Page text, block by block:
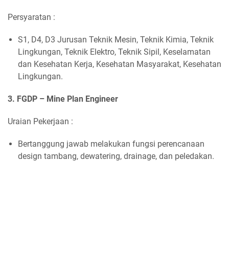
Persyaratan :
S1, D4, D3 Jurusan Teknik Mesin, Teknik Kimia, Teknik
Lingkungan, Teknik Elektro, Teknik Sipil, Keselamatan
dan Kesehatan Kerja, Kesehatan Masyarakat, Kesehatan
Lingkungan.
3. FGDP – Mine Plan Engineer
Uraian Pekerjaan :
Bertanggung jawab melakukan fungsi perencanaan
design tambang, dewatering, drainage, dan peledakan.